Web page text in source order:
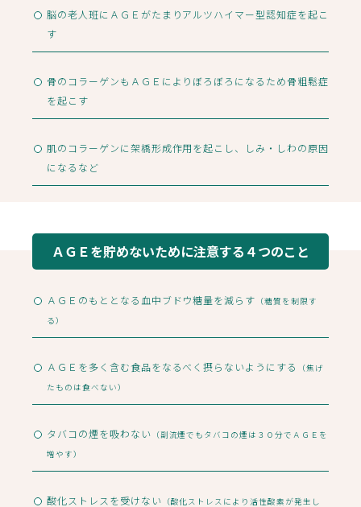
脳の老人班にＡＧＥがたまりアルツハイマー型認知症を起こ
す
骨のコラーゲンもＡＧＥによりぼろぼろになるため骨粗鬆症
を起こす
肌のコラーゲンに架橋形成作用を起こし、しみ・しわの原因
になるなど
ＡＧＥを貯めないために注意する４つのこと
ＡＧＥのもととなる血中ブドウ糖量を減らす （糖質を制限す
る）
ＡＧＥを多く含む食品をなるべく摂らないようにする
（焦げ
たものは食べない）
タバコの煙を吸わない （副流煙でもタバコの煙は３０分でＡＧＥを
増やす）
酸化ストレスを受けない （酸化ストレスにより活性酸素が発生し